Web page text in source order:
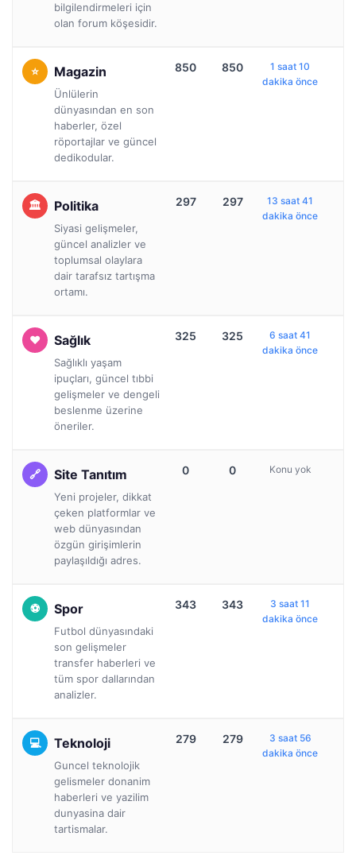
bilgilendirmeleri için
olan forum köşesidir.
Magazin
Ünlülerin
dünyasından en son
haberler, özel
röportajlar ve güncel
dedikodular.
850 850
1 saat 10
dakika önce
Politika
Siyasi gelişmeler,
güncel analizler ve
toplumsal olaylara
dair tarafsız tartışma
ortamı.
297 297
13 saat 41
dakika önce
Sağlık
Sağlıklı yaşam
ipuçları, güncel tıbbi
gelişmeler ve dengeli
beslenme üzerine
öneriler.
325 325
6 saat 41
dakika önce
Site Tanıtım
Yeni projeler, dikkat
çeken platformlar ve
web dünyasından
özgün girişimlerin
paylaşıldığı adres.
0 0 Konu yok
Spor
Futbol dünyasındaki
son gelişmeler
transfer haberleri ve
tüm spor dallarından
analizler.
343 343
3 saat 11
dakika önce
Teknoloji
Guncel teknolojik
gelismeler donanim
haberleri ve yazilim
dunyasina dair
tartismalar.
279 279
3 saat 56
dakika önce